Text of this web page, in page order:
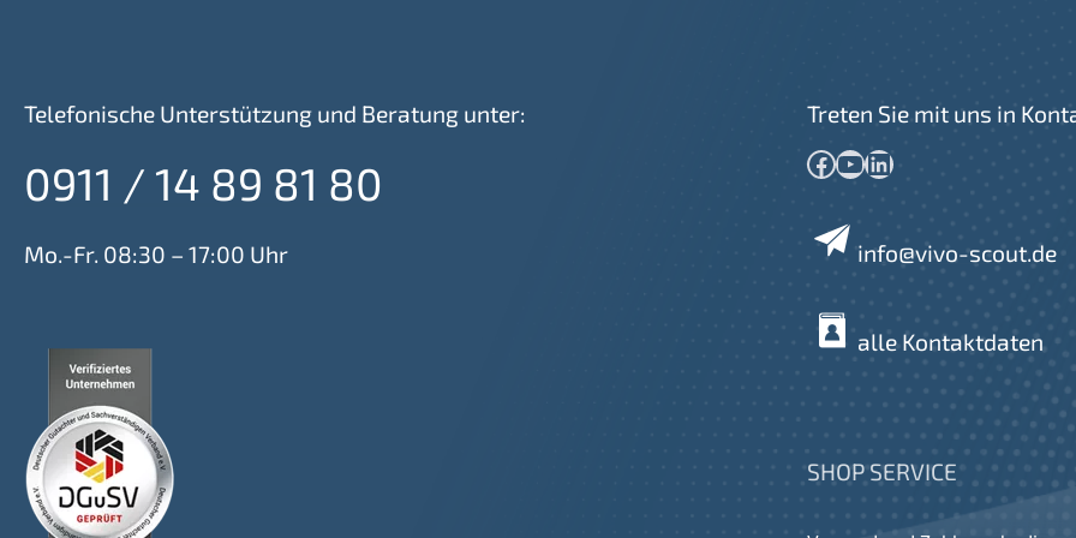
Telefonische Unterstützung und Beratung unter:
0911 / 14 89 81 80
Mo.-Fr. 08:30 – 17:00 Uhr
Treten Sie mit uns in
Facebook YouTube LinkedIn
info@vivo-scout.de
alle Kontaktdaten
SHOP SERVICE